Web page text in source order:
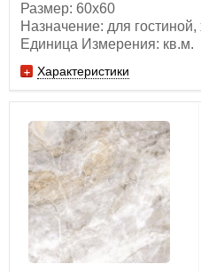
Размер: 60х60
Назначение: для гостиной,
Единица Измерения: кв.м.
Характеристики